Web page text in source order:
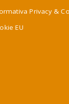
Privacy &
EU